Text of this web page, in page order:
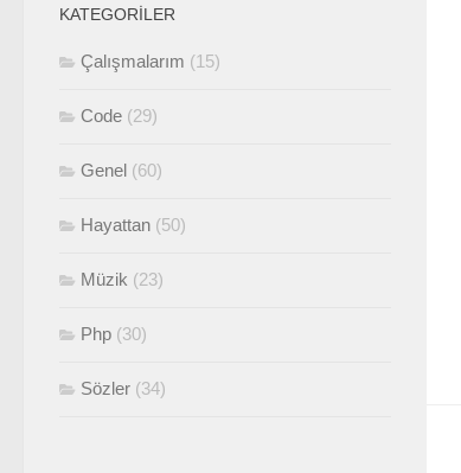
KATEGORILER
Çalışmalarım (15)
Code (29)
Genel (60)
Hayattan (50)
Müzik (23)
Php (30)
Sözler (34)